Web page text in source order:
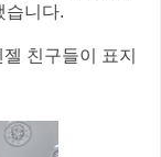
습니다.
친구들이 표지